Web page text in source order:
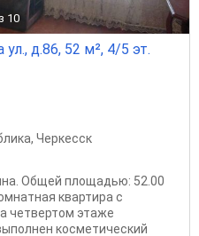
10
д.86, 52 м², 4/5 эт.
, Черкесск
Общей площадью: 52.00
квартира с
четвертом этаже
косметический